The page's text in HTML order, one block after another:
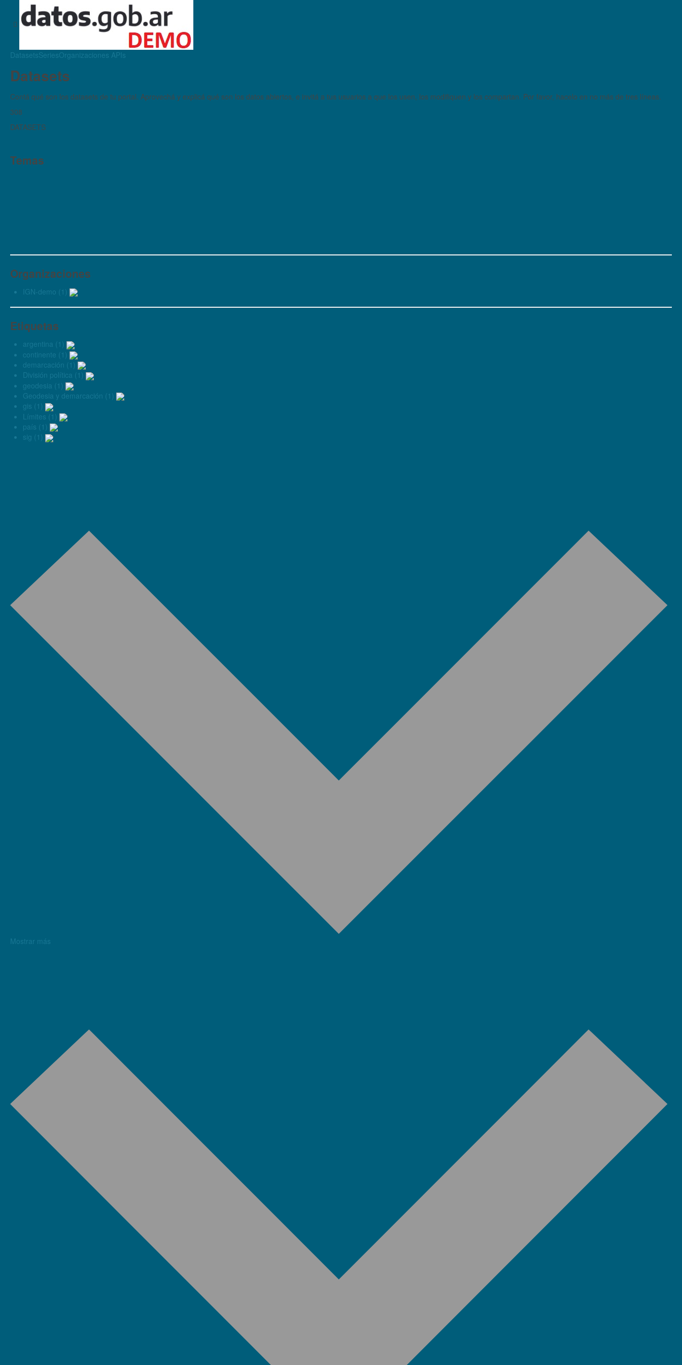
DatasetsSeriesOrganizaciones APIs
Datasets
Contá qué son los datasets de tu portal. Aprovechá y explicá qué son los datos abiertos, e invitá a tus usuarios a que los usen, los modifiquen y los compartan. Por favor, hacelo en no más de tres líneas.
308
DATASETS
Temas
Organizaciones
IGN-demo (1)
Etiquetas
argentina (1)
continente (1)
demarcación (1)
División política (1)
geodesia (1)
Geodesia y demarcación (1)
gis (1)
Límites (1)
país (1)
sig (1)
Mostrar más